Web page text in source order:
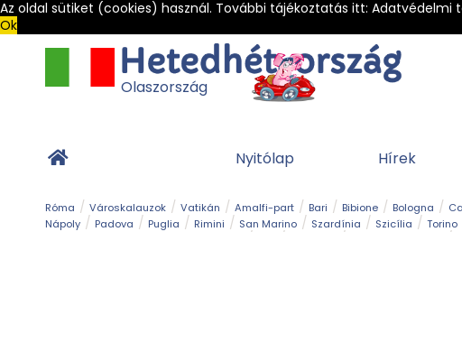
Az oldal sütiket (cookies) használ. További tájékoztatás itt: Adatvédelmi
Ok
Olaszország
Nyitólap Hírek
Róma Városkalauzok Vatikán Amalfi-part Bari Bibione Bologna
Nápoly
Padova Puglia Rimini San Marino Szardínia Szicília Torino